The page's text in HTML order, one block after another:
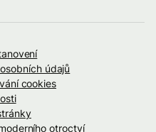
údajů
cookies
otroctví